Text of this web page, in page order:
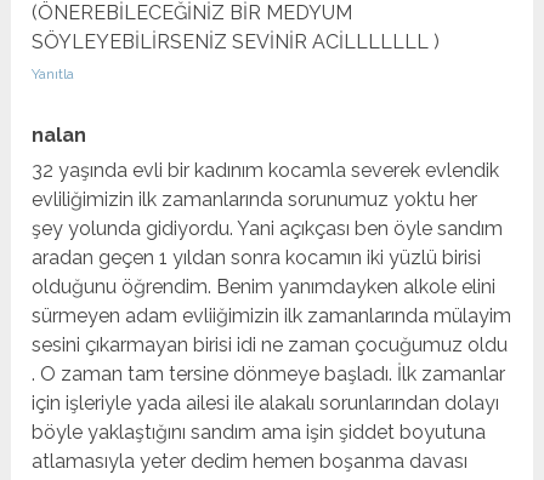
(ÖNEREBİLECEĞİNİZ BİR MEDYUM
SÖYLEYEBİLİRSENİZ SEVİNİR ACİLLLLLLL )
Yanıtla
nalan
32 yaşında evli bir kadınım kocamla severek evlendik
evliliğimizin ilk zamanlarında sorunumuz yoktu her
şey yolunda gidiyordu. Yani açıkçası ben öyle sandım
aradan geçen 1 yıldan sonra kocamın iki yüzlü birisi
olduğunu öğrendim. Benim yanımdayken alkole elini
sürmeyen adam evliiğimizin ilk zamanlarında mülayim
sesini çıkarmayan birisi idi ne zaman çocuğumuz oldu
. O zaman tam tersine dönmeye başladı. İlk zamanlar
için işleriyle yada ailesi ile alakalı sorunlarından dolayı
böyle yaklaştığını sandım ama işin şiddet boyutuna
atlamasıyla yeter dedim hemen boşanma davası